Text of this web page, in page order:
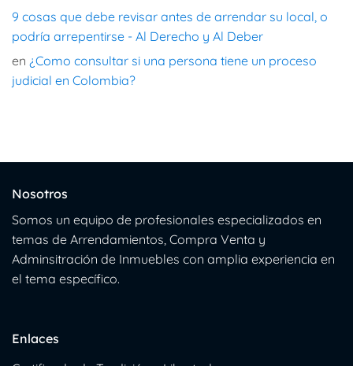
9 cosas que debe revisar antes de arrendar su local, o
podría arrepentirse - Al Derecho y Al Deber
en ¿Como consultar si una persona tiene un proceso
judicial en Colombia?
Nosotros
Somos un equipo de profesionales especializados en
temas de Arrendamientos, Compra Venta y
Adminsitración de Inmuebles con amplia experiencia en
el tema específico.
Enlaces